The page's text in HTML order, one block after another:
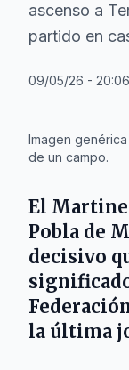
ascenso a
partido en
09/05/26 - 20:06
Imagen
de un campo.
El
Pobla de
decisivo
la última